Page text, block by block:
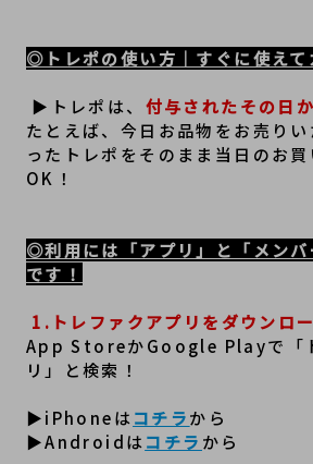
◎トレポの使い方｜すぐに使えて
▶トレポは、 付与されたその日
たとえば、今日お品物をお売り
ったトレポをそのまま当日のお
OK！
◎利用には「アプリ」と「メンバ
です！
1.トレファクアプリをダウンロ
App StoreかGoogle Playで「
リ」と検索！
▶iPhoneはコチラから
▶Androidはコチラ から